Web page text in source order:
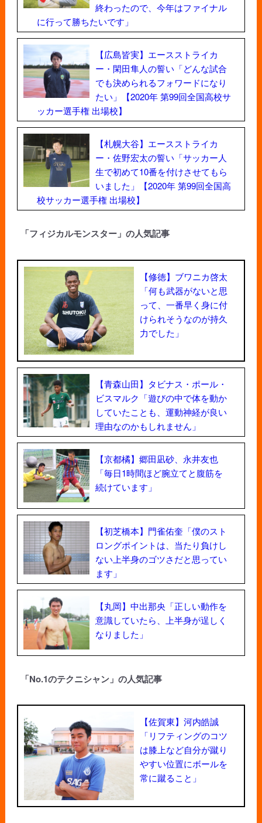
終わったので、今年はファイナル
に行って勝ちたいです」
【広島皆実】エースストライカ
ー・閑田隼人の誓い「どんな試合
でも決められるフォワードになり
たい」【2020年 第99回全国高校サ
ッカー選手権 出場校】
【札幌大谷】エースストライカ
ー・佐野宏太の誓い「サッカー人
生で初めて10番を付けさせてもら
いました」【2020年 第99回全国高
校サッカー選手権 出場校】
「フィジカルモンスター」の人気記事
【修徳】ブワニカ啓太
「何も武器がないと思
って、一番早く身に付
けられそうなのが持久
力でした」
【青森山田】タビナス・ポール・
ビスマルク「遊びの中で体を動か
していたことも、運動神経が良い
理由なのかもしれません」
【京都橘】郷田凪砂、永井友也
「毎日1時間ほど腕立てと腹筋を
続けています」
【初芝橋本】門雀佑奎「僕のスト
ロングポイントは、当たり負けし
ない上半身のゴツさだと思ってい
ます」
【丸岡】中出那央「正しい動作を
意識していたら、上半身が逞しく
なりました」
「No.1のテクニシャン」の人気記事
【佐賀東】河内皓誠
「リフティングのコツ
は膝上など自分が蹴り
やすい位置にボールを
常に蹴ること」